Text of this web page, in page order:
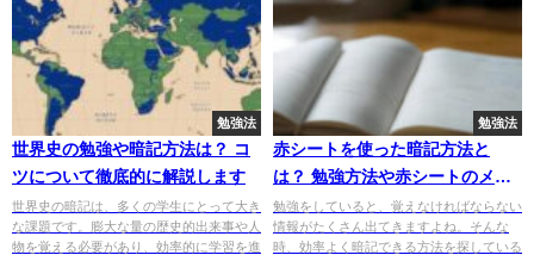
勉強法
世界史の勉強や暗記方法は？ コ
ツについて徹底的に解説します
世界史の暗記は、多くの学生にとって大き
な課題です。膨大な量の歴史的出来事や人
物を覚える必要があり、効率的に学習を進
勉強法
赤シートを使った暗記方法と
は？ 勉強方法や赤シートのメリ
ットを紹介
勉強をしていると、覚えなければならない
情報がたくさん出てきますよね。そんな
時、効率よく暗記できる方法を探している